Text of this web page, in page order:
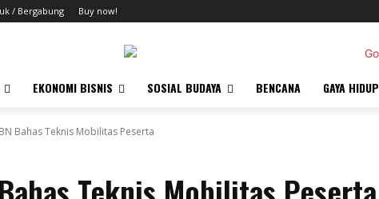
/ Bergabung Buy now!
EKONOMI BISNIS SOSIAL BUDAYA BENCANA GAYA HIDUP
Bahas Teknis Mobilitas Peserta